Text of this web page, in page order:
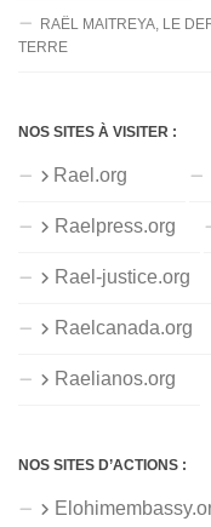
RAËL MAITREYA, LE
TERRE
NOS SITES À VISITER :
Rael.org
Raelpress.org
Rael-justice.org
Raelcanada.org
Raelianos.org
NOS SITES D’ACTIONS :